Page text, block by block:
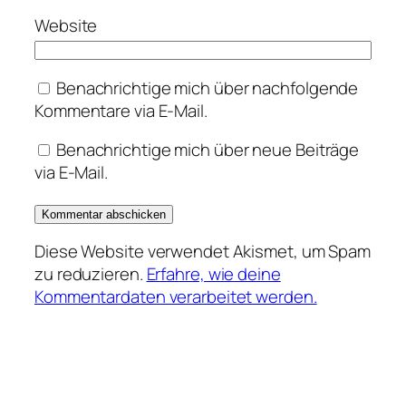
Website
Benachrichtige mich über nachfolgende
Kommentare via E-Mail.
Benachrichtige mich über neue Beiträge
via E-Mail.
Diese Website verwendet Akismet, um Spam
zu reduzieren. Erfahre, wie deine
Kommentardaten verarbeitet werden.